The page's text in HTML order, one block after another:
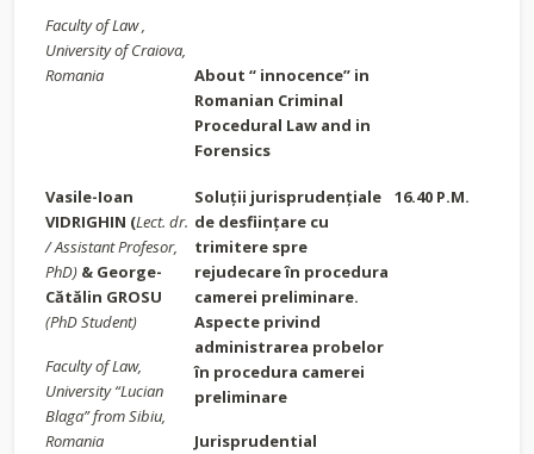
Faculty of Law ,
University of Craiova,
Romania
About “ innocence” in
Romanian Criminal
Procedural Law and in
Forensics
Vasile-Ioan
VIDRIGHIN (Lect. dr.
/ Assistant Profesor,
PhD) & George-
Cătălin GROSU
(PhD Student)
Faculty of Law,
University “Lucian
Blaga” from Sibiu,
Romania
Soluții jurisprudențiale
de desființare cu
trimitere spre
rejudecare în procedura
camerei preliminare.
Aspecte privind
administrarea probelor
în procedura camerei
preliminare
Jurisprudential
16.40 P.M.